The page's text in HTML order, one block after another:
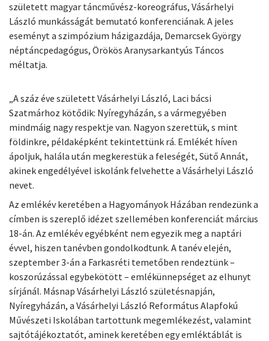
született magyar táncművész-koreográfus, Vásárhelyi
László munkásságát bemutató konferenciának. A jeles
eseményt a szimpózium házigazdája, Demarcsek György
néptáncpedagógus, Örökös Aranysarkantyús Táncos
méltatja.
„A száz éve született Vásárhelyi László, Laci bácsi
Szatmárhoz kötődik: Nyíregyházán, s a vármegyében
mindmáig nagy respektje van. Nagyon szerettük, s mint
földinkre, példaképként tekintettünk rá. Emlékét híven
ápoljuk, halála után megkerestük a feleségét, Sütő Annát,
akinek engedélyével iskolánk felvehette a Vásárhelyi László
nevet.
Az emlékév keretében a Hagyományok Házában rendezünk a
címben is szereplő idézet szellemében konferenciát március
18-án. Az emlékév egyébként nem egyezik meg a naptári
évvel, hiszen tanévben gondolkodtunk. A tanév elején,
szeptember 3-án a Farkasréti temetőben rendeztünk –
koszorúzással egybekötött – emlékünnepséget az elhunyt
sírjánál. Másnap Vásárhelyi László születésnapján,
Nyíregyházán, a Vásárhelyi László Református Alapfokú
Művészeti Iskolában tartottunk megemlékezést, valamint
sajtótájékoztatót, aminek keretében egy emléktáblát is